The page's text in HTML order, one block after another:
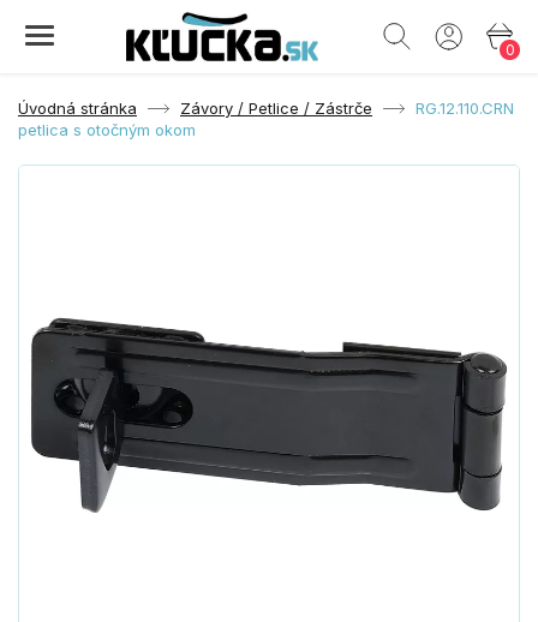
0
Úvodná stránka Závory / Petlice / Zástrče
RG.12.110.CRN
petlica s otočným okom